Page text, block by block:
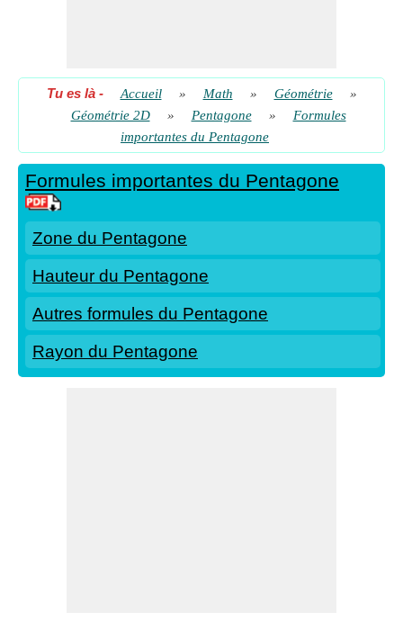
Tu es là- Accueil » Math » Géométrie
»
Géométrie 2D
» Pentagone »
Formules
importantes du Pentagone
Formules importantes du Pentagone
Zone du Pentagone
Hauteur du Pentagone
Autres formules du Pentagone
Rayon du Pentagone